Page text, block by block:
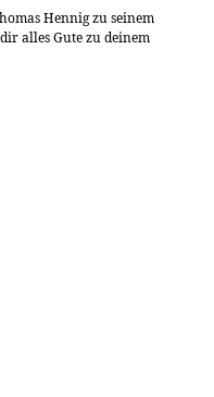
Hennig zu seinem
alles Gute zu deinem